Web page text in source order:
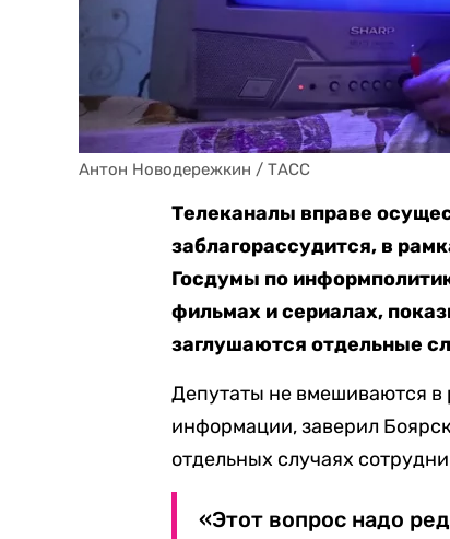
Антон Новодережкин / ТАСС
Телеканалы вправе
заблагорассудится, в
Госдумы по
фильмах и сериалах,
заглушаются отдельные
Депутаты не вмешиваются в
информации, заверил
отдельных случаях
«Этот вопрос надо